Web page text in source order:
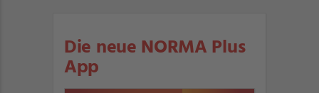
Die neue NORMA Plus
App